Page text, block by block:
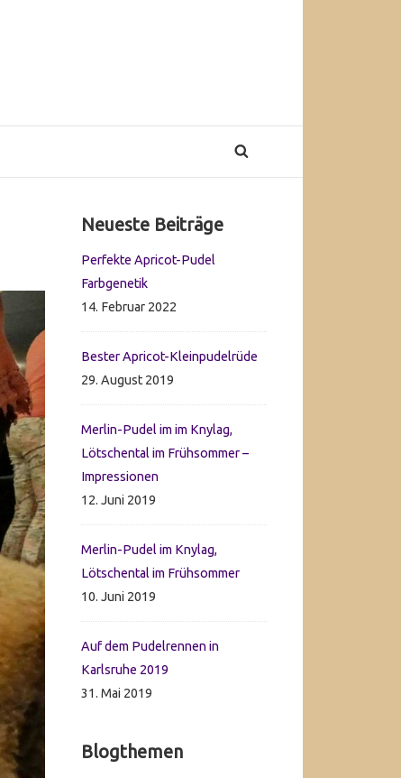
Primary
Sidebar
Neueste Beiträge
Perfekte Apricot-Pudel
Farbgenetik
14. Februar 2022
Bester Apricot-Kleinpudelrüde
29. August 2019
Merlin-Pudel im im Knylag,
Lötschental im Frühsommer –
Impressionen
12. Juni 2019
Merlin-Pudel im Knylag,
Lötschental im Frühsommer
10. Juni 2019
Auf dem Pudelrennen in
Karlsruhe 2019
31. Mai 2019
Blogthemen